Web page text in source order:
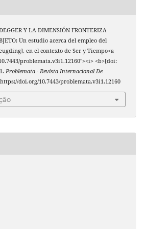
Y LA DIMENSIÓN FRONTERIZA
Un estudio acerca del empleo del
en el contexto de Ser y Tiempo<a
problemata.v3i1.12160"><i> <b>[doi:
Problemata - Revista Internacional De
doi.org/10.7443/problemata.v3i1.12160